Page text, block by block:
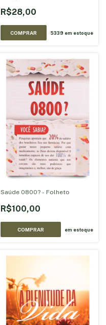
R$28,00
5339 em estoque
Saúde 0800? - Folheto
R$100,00
COMPRAR em estoque